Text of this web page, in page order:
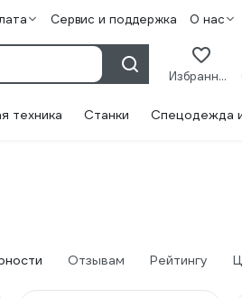
Сервис и поддержка О нас
Избранное
техника Станки Спецодежда
Отзывам Рейтингу